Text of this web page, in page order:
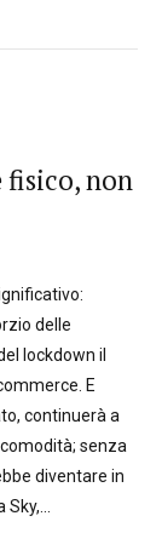
fisico, non
delle
lockdown il
E
continuerà a
senza
diventare in